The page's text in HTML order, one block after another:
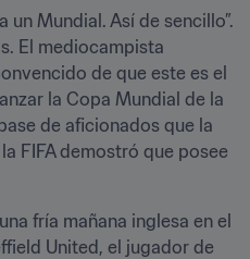
Mundial. Así de sencillo”.
El mediocampista
de que este es el
la Copa Mundial de la
de aficionados que la
FIFA demostró que posee
fría mañana inglesa en el
United, el jugador de